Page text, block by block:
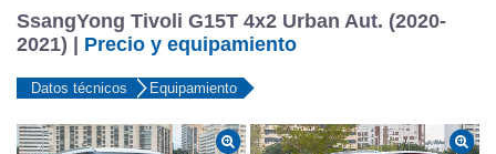
SsangYong Tivoli G15T 4x2 Urban Aut. (2020-
2021) | Precio y equipamiento
Datos técnicos Equipamiento